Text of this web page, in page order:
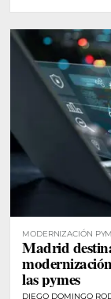
MODERNIZACIÓN
Madrid
las pymes
DIEGO DOMINGO